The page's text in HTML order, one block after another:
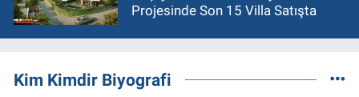
Projesinde Son 15 Villa Satışta
Kim Kimdir Biyografi